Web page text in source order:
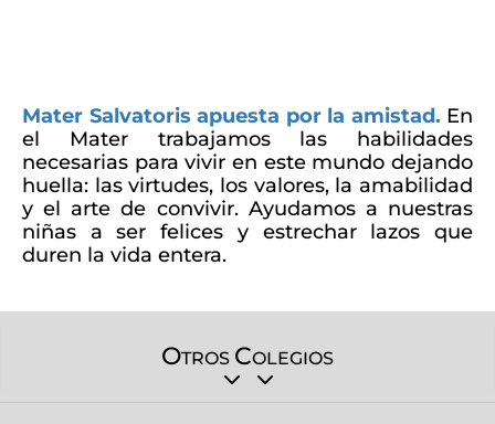
Mater Salvatoris apuesta por la amistad. En
el Mater trabajamos las habilidades
necesarias para vivir en este mundo dejando
huella: las virtudes, los valores, la amabilidad
y el arte de convivir. Ayudamos a nuestras
niñas a ser felices y estrechar lazos que
duren la vida entera.
OTROS COLEGIOS